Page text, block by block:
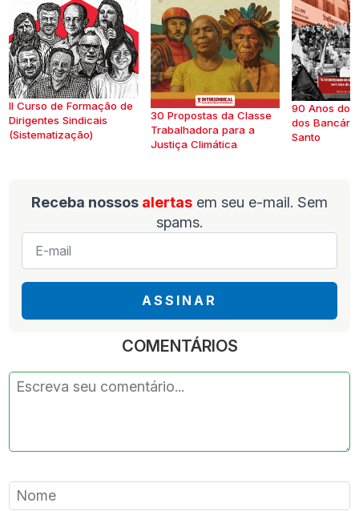
II Curso de Formação de
Dirigentes Sindicais
(Sistematização)
30 Propostas da Classe
Trabalhadora para a
Justiça Climática
90 Anos do
dos
Santo
Receba nossos alertas em seu e-mail. Sem
spams.
E-
mail
ASSINAR
COMENTÁRIOS